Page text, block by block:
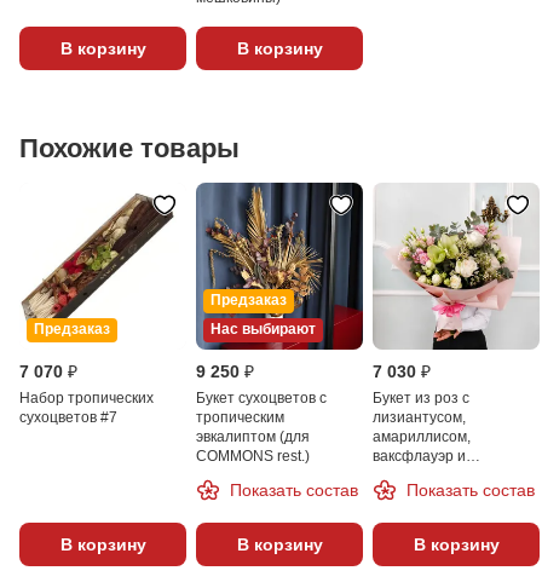
В корзину В корзину
Похожие товары
Предзаказ
7 070 ₽
Набор тропических
сухоцветов #7
В корзину
Предзаказ
Нас выбирают
9 250 ₽
Букет сухоцветов c
тропическим
эвкалиптом (для
COMMONS rest.)
Показать состав
В корзину
7 030 ₽
Букет из роз с
лизиантусом,
амариллисом,
ваксфлауэр и
эвкалиптом
Показать состав
В корзину